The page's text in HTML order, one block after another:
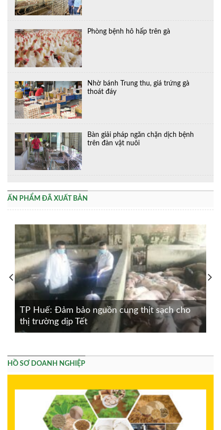
Phòng bệnh hô hấp trên gà
Nhờ bánh Trung thu, giá trứng gà
thoát đáy
Bàn giải pháp ngăn chặn dịch bệnh
trên đàn vật nuôi
ẤN PHẨM ĐÃ XUẤT BẢN
TP Huế: Đảm bảo nguồn cung thịt sạch cho
thị trường dịp Tết
HỒ SƠ DOANH NGHIỆP